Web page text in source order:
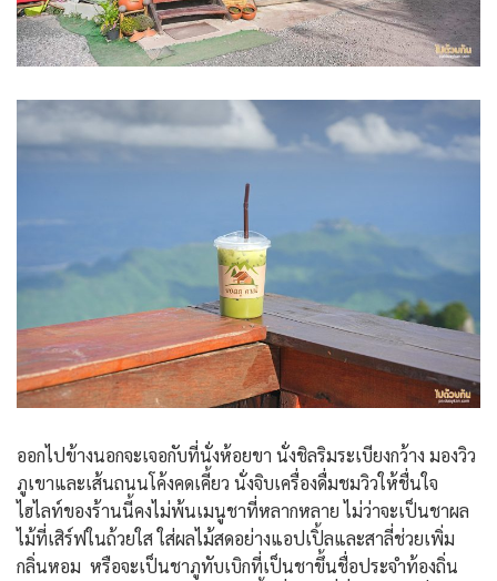
ออกไปข้างนอกจะเจอกับที่นั่งห้อยขา นั่งชิลริมระเบียงกว้าง มองวิว
ภูเขาและเส้นถนนโค้งคดเคี้ยว นั่งจิบเครื่องดื่มชมวิวให้ชื่นใจ
ไฮไลท์ของร้านนี้คงไม่พ้นเมนูชาที่หลากหลาย ไม่ว่าจะเป็นชาผล
ไม้ที่เสิร์ฟในถ้วยใส ใส่ผลไม้สดอย่างแอปเปิ้ลและสาลี่ช่วยเพิ่ม
กลิ่นหอม หรือจะเป็นชาภูทับเบิกที่เป็นชาขึ้นชื่อประจำท้องถิ่น